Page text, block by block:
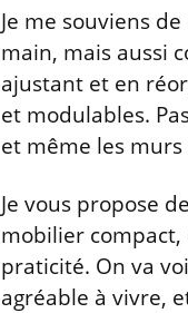
Je me souviens
main, mais aussi
ajustant et en
et modulables.
et même les murs
Je vous propose
mobilier
praticité. On va
agréable à vivre,